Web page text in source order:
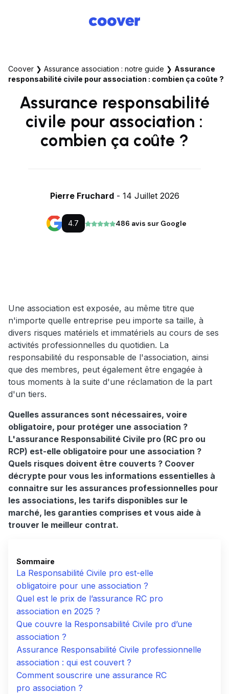
Coover ❯ Assurance association : notre guide ❯ Assurance
responsabilité civile pour association : combien ça coûte ?
Assurance responsabilité
civile pour association :
combien ça coûte ?
Pierre Fruchard- 14 Juillet 2026
4.7 486 avis sur Google
Une association est exposée, au même titre que
n'importe quelle entreprise peu importe sa taille, à
divers risques matériels et immatériels au cours de ses
activités professionnelles du quotidien. La
responsabilité du responsable de l'association, ainsi
que des membres, peut également être engagée à
tous moments à la suite d'une réclamation de la part
d'un tiers.
Quelles assurances sont nécessaires, voire
obligatoire, pour protéger une association ?
L'assurance Responsabilité Civile pro (RC pro ou
RCP) est-elle obligatoire pour une association ?
Quels risques doivent être couverts ? Coover
décrypte pour vous les informations essentielles à
connaitre sur les assurances professionnelles pour
les associations, les tarifs disponibles sur le
marché, les garanties comprises et vous aide à
trouver le meilleur contrat.
Sommaire
La Responsabilité Civile pro est-elle
obligatoire pour une association ?
Quel est le prix de l’assurance RC pro
association en 2025 ?
Que couvre la Responsabilité Civile pro d’une
association ?
Assurance Responsabilité Civile professionnelle
association : qui est couvert ?
Comment souscrire une assurance RC
pro association ?